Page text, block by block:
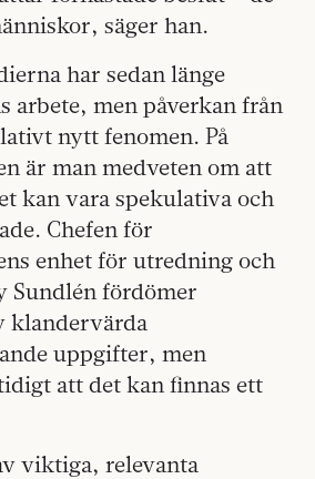
säger han.
har sedan länge
arbete, men påverkan från
nytt fenomen. På
är man medveten om att
kan vara spekulativa och
Chefen för
enhet för utredning och
Sundlén fördömer
klandervärda
uppgifter, men
att det kan finnas ett
viktiga, relevanta